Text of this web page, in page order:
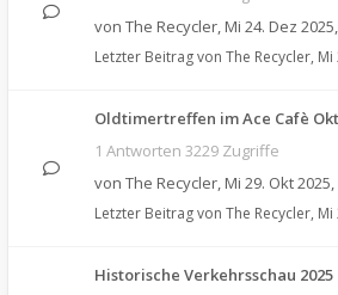
von The Recycler, Mi 24. Dez
Letzter Beitrag von The Recycler, Mi
Oldtimertreffen im Ace Cafè
1 Antworten 3229 Zugriffe
von The Recycler, Mi 29. Okt
Letzter Beitrag von The Recycler, Mi
Historische Verkehrsschau 2025